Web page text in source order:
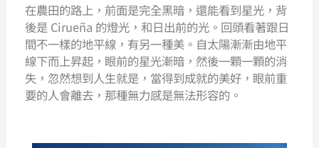
在農田的路上，前面是完全黑暗，還能看到星光，背
後是 Cirueña 的燈光，和日出前的光。回頭看著跟日
間不一樣的地平線，有另一種美。自太陽漸漸由地平
線下而上昇起，眼前的星光漸暗，然後一顆一顆的消
失，忽然想到人生就是，當得到成就的美好，眼前重
要的人會離去，那種無力感是無法形容的。